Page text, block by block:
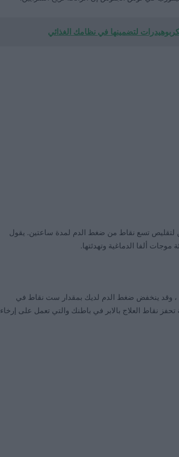
لتقليص تسع نقاط من ضغط الدم لمدة ساعتين. يقول
ألفا الدماغية وتهدئتها.
، وقد ينخفض ​​ضغط الدم لديك بمقدار ست نقاط في
نقاط العلاج بالابر في باطنك والتي تعمل على إرخاء